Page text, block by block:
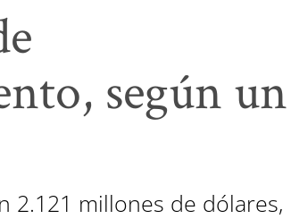
según un
2.121 millones de dólares,